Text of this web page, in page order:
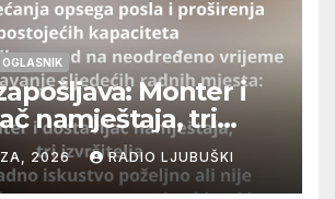
OGLASNIK
Monter i
namještaja, tri
2026 RADIO LJUBUŠKI